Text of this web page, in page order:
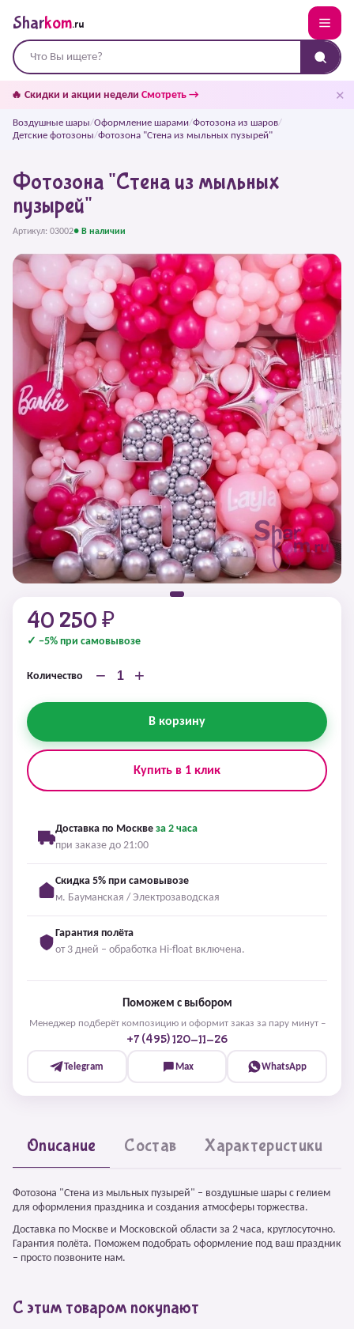
Sharkom.ru
🔥 Скидки и акции недели Смотреть → ✕
Воздушные шары/Оформление шарами/Фотозона из шаров/
Детские фотозоны/Фотозона "Стена из мыльных пузырей"
Фотозона "Стена из мыльных
пузырей"
Артикул: 03002● В наличии
40 250 ₽
✓ −5% при самовывозе
Количество − +
В корзину
Купить в 1 клик
Доставка по Москве за 2 часа
при заказе до 21:00
Скидка 5% при самовывозе
м. Бауманская / Электрозаводская
Гарантия полёта
от 3 дней – обработка Hi-float включена.
Поможем с выбором
Менеджер подберёт композицию и оформит заказ за пару минут –
+7 (495) 120-11-26
Telegram Max WhatsApp
Описание Состав Характеристики
Фотозона "Стена из мыльных пузырей" – воздушные шары с гелием
для оформления праздника и создания атмосферы торжества.
Доставка по Москве и Московской области за 2 часа, круглосуточно.
Гарантия полёта. Поможем подобрать оформление под ваш праздник
– просто позвоните нам.
С этим товаром покупают